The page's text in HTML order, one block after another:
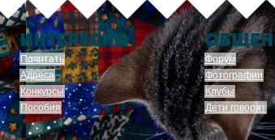
ИНТЕРЕСНО
Почитать
Адреса
Конкурсы
Пособия
Форум
Фотографии
Клубы
Дети говорят